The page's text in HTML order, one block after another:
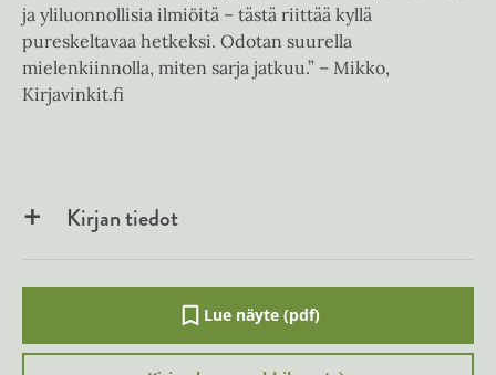
ja yliluonnollisia ilmiöitä – tästä riittää kyllä
pureskeltavaa hetkeksi. Odotan suurella
mielenkiinnolla, miten sarja jatkuu.” – Mikko,
Kirjavinkit.fi
Kirjan tiedot
Lue näyte (pdf)
A
u
k